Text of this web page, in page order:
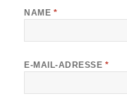
NAME *
E-MAIL-ADRESSE *